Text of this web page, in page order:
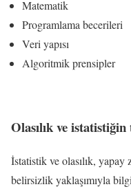
Matematik
Programlama becerileri
Veri yapısı
Algoritmik prensipler
Olasılık ve
İstatistik ve olasılık, yapay
belirsizlik yaklaşımıyla